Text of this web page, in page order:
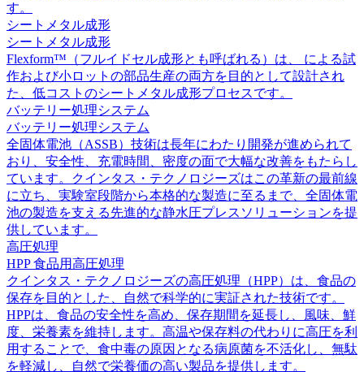
す。
シートメタル成形
シートメタル成形
Flexform™（フルイドセル成形とも呼ばれる）は、 による試
作および小ロットの部品生産の両方を目的として設計され
た、低コストのシートメタル成形プロセスです。
バッテリー処理システム
バッテリー処理システム
全固体電池（ASSB）技術は長年にわたり開発が進められて
おり、安全性、充電時間、密度の面で大幅な改善をもたらし
ています。クインタス・テクノロジーズはこの革新の最前線
に立ち、実験室段階から本格的な製造に至るまで、全固体電
池の製造を支える先進的な静水圧プレスソリューションを提
供しています。
高圧処理
HPP 食品用高圧処理
クインタス・テクノロジーズの高圧処理（HPP）は、食品の
保存を目的とした、自然で科学的に実証された技術です。
HPPは、食品の安全性を高め、保存期間を延長し、風味、鮮
度、栄養素を維持します。高温や保存料の代わりに高圧を利
用することで、食中毒の原因となる病原菌を不活化し、無駄
を軽減し、自然で栄養価の高い製品を提供します。